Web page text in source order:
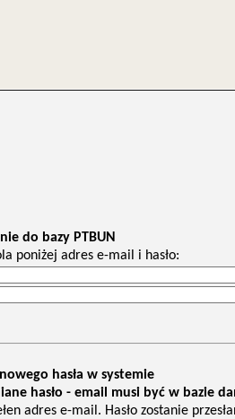
do bazy PTBUN
poniżej adres e-mail i hasło:
hasła w systemie
hasło - email musi być w bazie
adres e-mail. Hasło zostanie